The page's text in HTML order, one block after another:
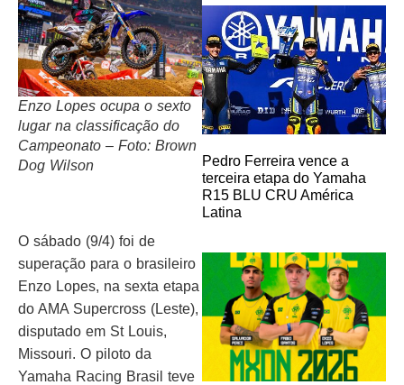
Enzo Lopes ocupa o sexto
lugar na classificação do
Campeonato – Foto: Brown
Dog Wilson
O sábado (9/4) foi de
superação para o brasileiro
Enzo Lopes, na sexta etapa
do AMA Supercross (Leste),
disputado em St Louis,
Missouri. O piloto da
Yamaha Racing Brasil teve
Pedro Ferreira vence a
terceira etapa do Yamaha
R15 BLU CRU América
Latina